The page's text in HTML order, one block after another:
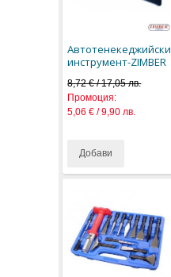
Автотенекеджийски
инструмент-ZIMBER
8,72 € / 17,05 лв.
Промоция:
5,06 € / 9,90 лв.
Добави